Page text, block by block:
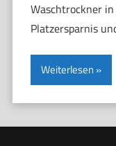
Waschtrockner
Platzersparnis
Weiterlesen